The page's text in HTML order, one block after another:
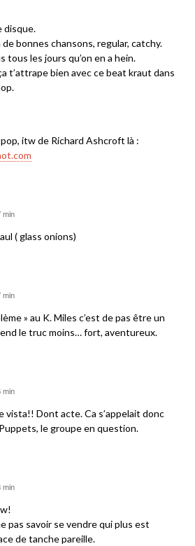
disque.
de bonnes chansons, regular, catchy.
tous les jours qu’on en a hein.
t’attrape bien avec ce beat kraut dans
itw de Richard Ashcroft là :
min
( glass onions)
min
» au K. Miles c’est de pas être un
le truc moins… fort, aventureux.
min
vista!! Dont acte. Ca s’appelait donc
le groupe en question.
min
pas savoir se vendre qui plus est
de tanche pareille.